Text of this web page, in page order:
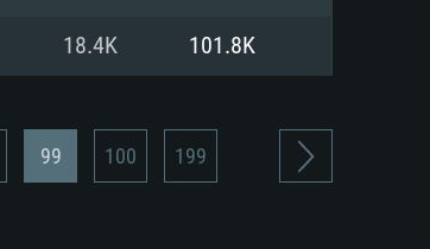
18.4K 101.8K
99 100 199